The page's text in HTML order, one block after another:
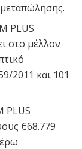
PLUS
στο μέλλον
2011 και 101
PLUS
€68.779